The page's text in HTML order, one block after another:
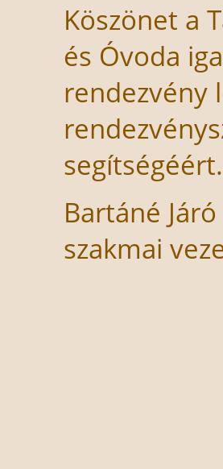
Köszönet a
és Óvoda
rendezvény
Bartáné
szakmai